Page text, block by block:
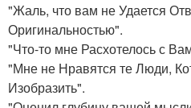
"Жаль, что вам не Удается
Оригинальностью".
"Что-то мне Расхотелось с
"Мне не Нравятся те Люди,
Изобразить".